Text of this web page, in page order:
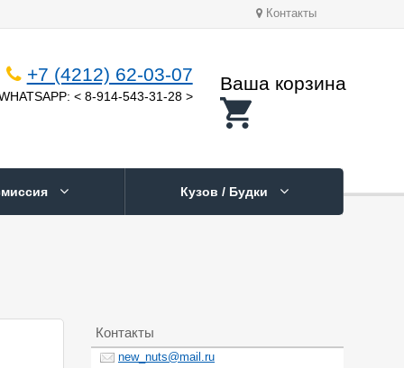
Контакты
+7 (4212) 62-03-07
< 8-914-543-31-28 >
Ваша корзина
Кузов / Будки
Контакты
new_nuts@mail.ru